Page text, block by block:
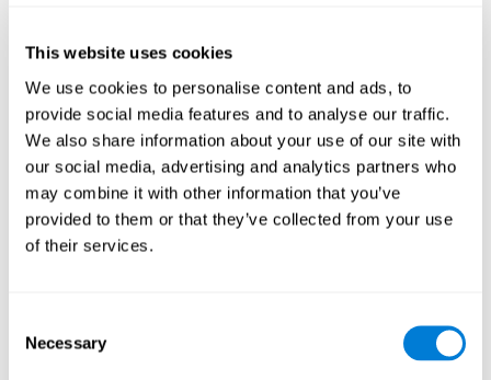
This website uses cookies
We use cookies to personalise content and ads, to
provide social media features and to analyse our traffic.
We also share information about your use of our site with
our social media, advertising and analytics partners who
may combine it with other information that you’ve
provided to them or that they’ve collected from your use
of their services.
Selection
Necessary
ザ、子供達がサービスの訪問する頻度や、モバイルかオンライ
COOKIEやFLASHCOOKIEなどWEBビーコンなどにより収集され
ます。この情報はCogniFit か第三者によって行われます。この
データーは内部用のみに使用されます。使用する場合は
子供たちに当社のサービス内の機能やアクティビティへのア
クセスを提供する為
コンテンツをパーソナライズし、当社のサービスを向上させ
る為
我々か第三者の行う情報収集にお子様の情報が含まれている場